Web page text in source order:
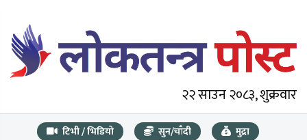
२२ साउन २०८३, शुक्रवार
टिभी / भिडियो सुन/चाँदी मुद्रा